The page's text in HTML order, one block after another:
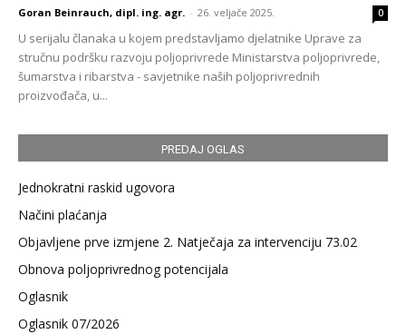
Goran Beinrauch, dipl. ing. agr. - 26. veljače 2025. 0
U serijalu članaka u kojem predstavljamo djelatnike Uprave za
stručnu podršku razvoju poljoprivrede Ministarstva poljoprivrede,
šumarstva i ribarstva - savjetnike naših poljoprivrednih
proizvođača, u...
PREDAJ OGLAS
Jednokratni raskid ugovora
Načini plaćanja
Objavljene prve izmjene 2. Natječaja za intervenciju 73.02
Obnova poljoprivrednog potencijala
Oglasnik
Oglasnik 07/2026